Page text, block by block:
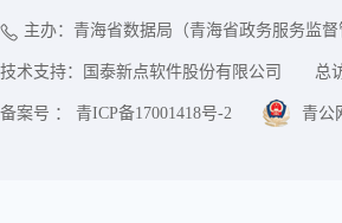
主办：青海省数据局（青海省政务服务监督
技术支持：国泰新点软件股份有限公司 总
备案号 ： 青ICP备17001418号-2 青公